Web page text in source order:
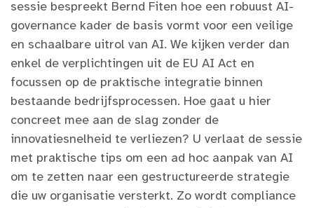
sessie bespreekt Bernd Fiten hoe een robuust AI-
governance kader de basis vormt voor een veilige
en schaalbare uitrol van AI. We kijken verder dan
enkel de verplichtingen uit de EU AI Act en
focussen op de praktische integratie binnen
bestaande bedrijfsprocessen. Hoe gaat u hier
concreet mee aan de slag zonder de
innovatiesnelheid te verliezen? U verlaat de sessie
met praktische tips om een ad hoc aanpak van AI
om te zetten naar een gestructureerde strategie
die uw organisatie versterkt. Zo wordt compliance